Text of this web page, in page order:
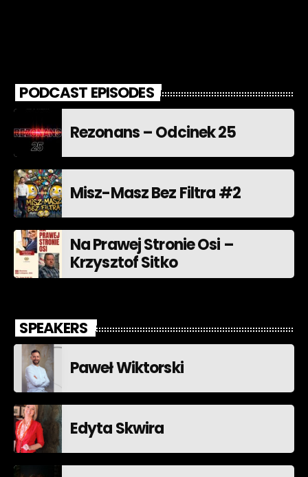
PODCAST EPISODES
Rezonans – Odcinek 25
Misz-Masz Bez Filtra #2
Na Prawej Stronie Osi –
Krzysztof Sitko
SPEAKERS
Paweł Wiktorski
Edyta Skwira